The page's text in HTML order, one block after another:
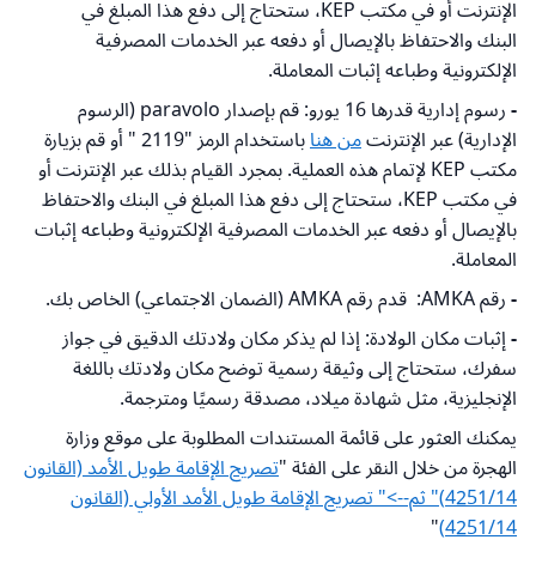
الإنترنت أو في مكتب KEP، ستحتاج إلى دفع هذا المبلغ في
البنك والاحتفاظ بالإيصال أو دفعه عبر الخدمات المصرفية
الإلكترونية وطباعه إثبات المعاملة.
-
رسوم إدارية قدرها 16 يورو: قم بإصدار paravolo (الرسوم
الإدارية) عبر الإنترنتمن هنا باستخدام الرمز "2119 " أو قم بزيارة
مكتب KEP لإتمام هذه العملية. بمجرد القيام بذلك عبر الإنترنت أو
في مكتب KEP، ستحتاج إلى دفع هذا المبلغ في البنك والاحتفاظ
بالإيصال أو دفعه عبر الخدمات المصرفية الإلكترونية وطباعه إثبات
المعاملة.
-رقم AMKA: قدم رقم AMKA (الضمان الاجتماعي) الخاص بك.
-إثبات مكان الولادة: إذا لم يذكر مكان ولادتك الدقيق في جواز
سفرك، ستحتاج إلى وثيقة رسمية توضح مكان ولادتك باللغة
الإنجليزية، مثل شهادة ميلاد، مصدقة رسميًا ومترجمة.
يمكنك العثور على قائمة المستندات المطلوبة على موقع وزارة
الهجرة من خلال النقر على الفئة "تصريح الإقامة طويل الأمد (القانون
4251/14)" ثم-->" تصريح الإقامة طويل الأمد الأولي (القانون
4251/14)
"